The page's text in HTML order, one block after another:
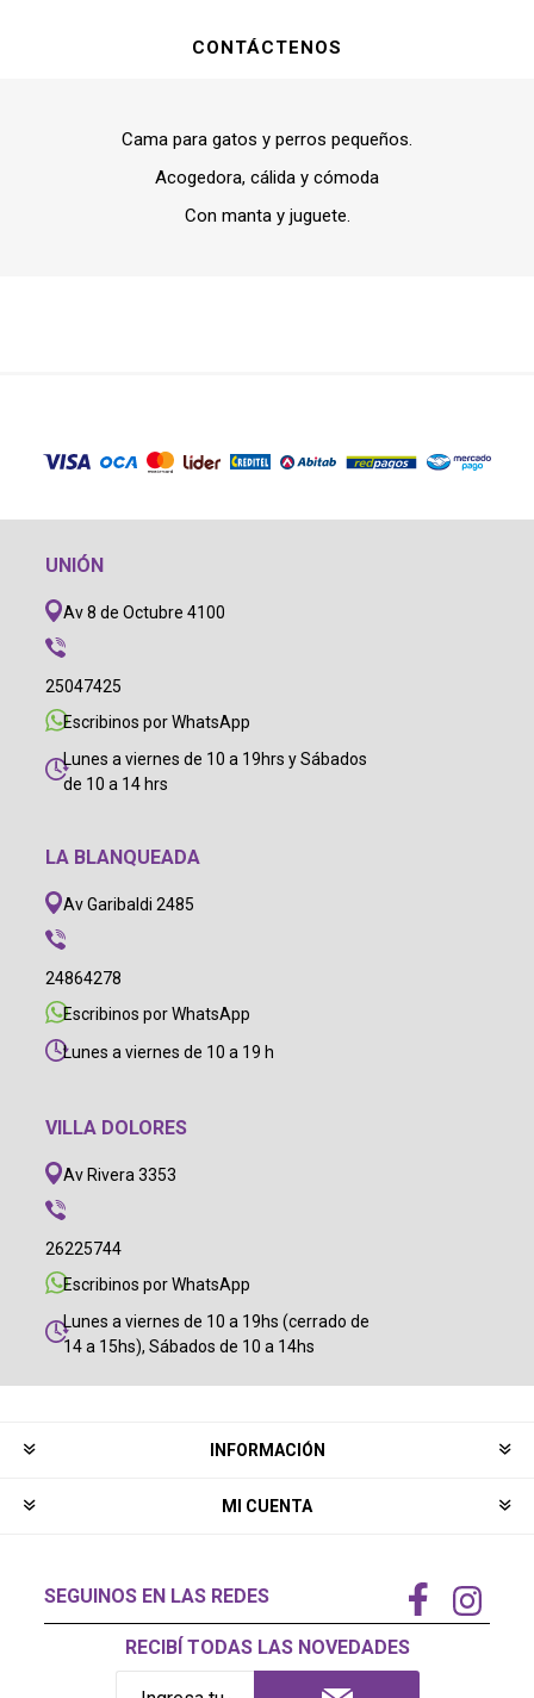
CONTÁCTENOS
Cama para gatos y perros pequeños.
Acogedora, cálida y cómoda
Con manta y juguete.
UNIÓN
Av 8 de Octubre 4100
25047425
Escribinos por WhatsApp
Lunes a viernes de 10 a 19hrs y Sábados
de 10 a 14 hrs
LA BLANQUEADA
Av Garibaldi 2485
24864278
Escribinos por WhatsApp
Lunes a viernes de 10 a 19 h
VILLA DOLORES
Av Rivera 3353
26225744
Escribinos por WhatsApp
Lunes a viernes de 10 a 19hs (cerrado de
14 a 15hs), Sábados de 10 a 14hs
INFORMACIÓN
MI CUENTA
SEGUINOS EN LAS REDES
RECIBÍ TODAS LAS NOVEDADES